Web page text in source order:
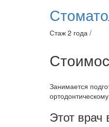
Стаж 2 года /
Занимается
Этот